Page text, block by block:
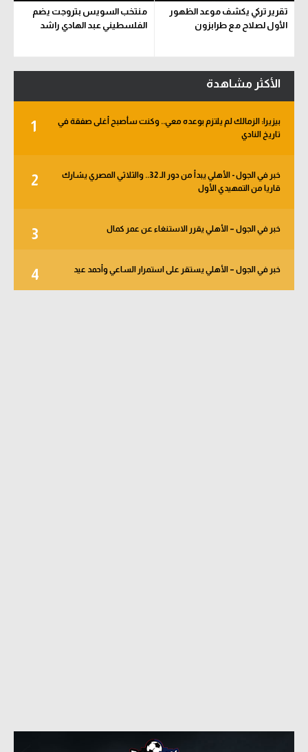
تقرير تركي يكشف موعد الظهور
الأول لصلاح مع طرابزون
منتخب السويس بتروجت يضم
الفلسطيني عبد الهادي راشد
الأكثر مشاهدة
1
بيزيرا: الزمالك لم يلتزم بوعده معي.. وكنت سأصبح أغلى صفقة في
تاريخ النادي
2
خبر في الجول - الأهلي يبدأ من دور الـ 32.. والثلاثي المصري يشارك
قاريا من التمهيدي الأول
3 خبر في الجول – الأهلي يقرر الاستنغاء عن عمر كمال
4 خبر في الجول – الأهلي يستقر على استمرار الساعي وأحمد عيد